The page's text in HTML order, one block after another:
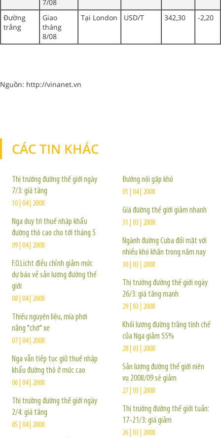
7/08
Đường
trắng
Giao
tháng
8/08
Tại London USD/T 342,30 -2,20
Nguồn: http://vinanet.vn
CÁC TIN KHÁC
Thị trường đường thế giới ngày
7/3: giá tăng
10 | 04 | 2008
Nga duy trì thuế nhập khẩu
đường thô cao cho tới tháng 5
09 | 04 | 2008
F.O.Licht điều chỉnh giảm mức
dự báo về sản lượng đường thế
giới
08 | 04 | 2008
Thiếu nguyên liệu, mía phơi
nắng "chờ" xe
07 | 04 | 2008
Nga vẫn tiếp tục giữ thuế nhập
khẩu đường thô ở mức cao
06 | 04 | 2008
Thị trường đường thế giới ngày
2/4: giá tăng
05 | 04 | 2008
Đường nội gặp khó
01 | 04 | 2008
Giá đường thế giới giảm nhanh
31 | 03 | 2008
Ngành đường Cuba đối mặt với
nhiều khó khăn trong năm nay
30 | 03 | 2008
Thị trường đường thế giới ngày
26/3: giá tăng mạnh
29 | 03 | 2008
Khối lượng đường trắng tinh chế
của Nga giảm 55%
28 | 03 | 2008
Sản lượng đường thế giới niên
vụ 2008/09 sẽ giảm
27 | 03 | 2008
Thị trường đường thế giới tuần:
17-21/3: giá giảm
26 | 03 | 2008